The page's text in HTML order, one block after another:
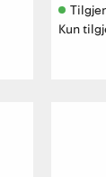
Kun